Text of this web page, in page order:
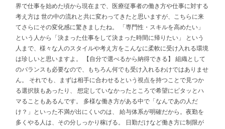
界で仕事を始めた頃から現在まで、医療従事者の働き方や仕事に対する
考え方は 世の中の流れと共に変わってきたと思いますが、こちらに来
てさらにその変化感に驚きましたね。 「専門性・スキルを高めたい」
という人から「決まった仕事をして決まった時間に帰りたい」 という
人まで、様々な人のスタイルや考え方をこんなに柔軟に受け入れる環境
は珍しいと思いますよ。 【自分で選べるから納得できる】 組織として
のバランスも必要なので、もちろん何でも受け入れるわけではありませ
ん。 それでも、まずは相手に合わせるという視点を持つことで見つか
る選択肢もあったり、 想定していなかったところで希望にピタッとハ
マることもあるんです。 多様な働き方がある中で「なんであの人だ
け？」といった不満が出にくいのは、 給与体系が明確だから。夜勤を
多くやる人は、その分しっかり稼げる。 日勤だけなど働き方に制限が